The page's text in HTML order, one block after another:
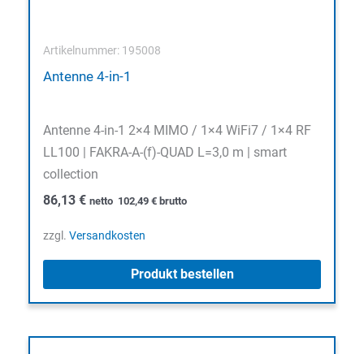
Artikelnummer: 195008
Antenne 4-in-1
Antenne 4-in-1 2×4 MIMO / 1×4 WiFi7 / 1×4 RF
LL100 | FAKRA-A-(f)-QUAD L=3,0 m | smart
collection
86,13 € netto 102,49 € brutto
zzgl. Versandkosten
Produkt bestellen